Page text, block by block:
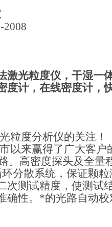
2008
激光粒度仪，干湿一
度计，在线密度计，
粒度分析仪的关注！
以来赢得了广大客户
。高密度探头及全量
分散系统，保证颗
测试精度，使测试
确性。*的光路自动校